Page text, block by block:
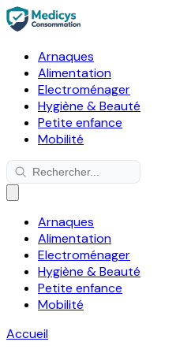
Arnaques
Alimentation
Electroménager
Hygiène & Beauté
Petite enfance
Mobilité
Arnaques
Alimentation
Electroménager
Hygiène & Beauté
Petite enfance
Mobilité
Accueil